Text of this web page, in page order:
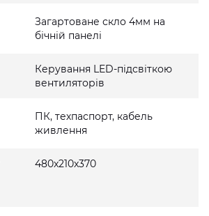
Загартоване скло 4мм на
бічній панелі
Керування LED-підсвіткою
вентиляторів
ПК, техпаспорт, кабель
живлення
480x210x370